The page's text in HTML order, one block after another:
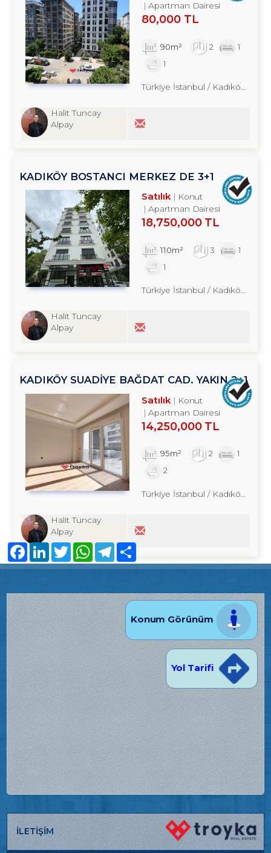
Apartman Dairesi
80,000 TL
90m² 2
1
1
Türkiye İstanbul / Kadıköy/
Halit Tuncay
Alpay
KADIKÖY BOSTANCI MERKEZ DE 3+1
SATILIK DAİRE TROYKADAN
Satılık
Konut
Apartman Dairesi
18,750,000 TL
110m² 3
1
1
Türkiye İstanbul / Kadıköy/
Halit Tuncay
Alpay
KADIKÖY SUADİYE BAĞDAT CAD. YAKIN 2+1
SATILIK DAİRE TROYKADAN
Satılık
Konut
Apartman Dairesi
14,250,000 TL
95m² 2
1
2
Halit Tuncay
Alpay
Konum Görünüm
Yol Tarifi
İLETİŞİM
FacebookLinkedInTwitter WhatsAppTelegram